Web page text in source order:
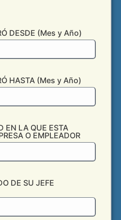
DESDE (Mes y Año)
HASTA (Mes y Año)
EN LA QUE ESTA
O EMPLEADOR
DE SU JEFE